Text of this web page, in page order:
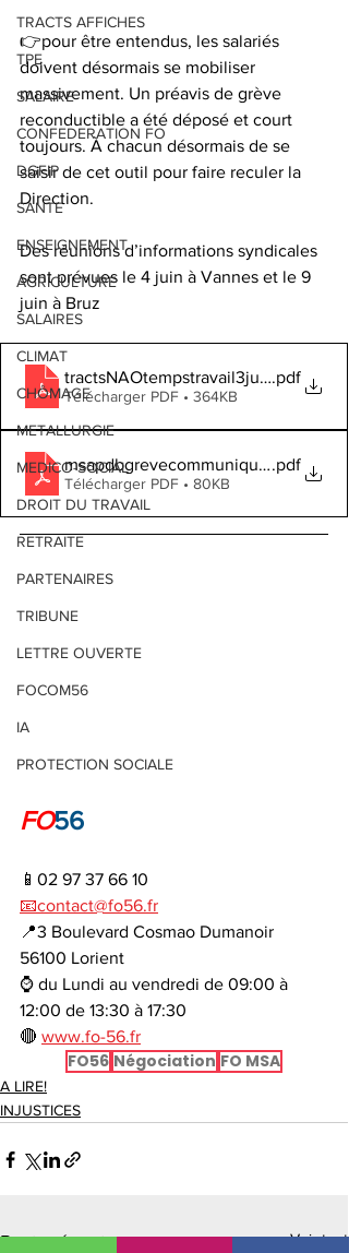
TRACTS AFFICHES
TPE
SALAIRE
CONFEDERATION FO
DGFIP
SANTE
ENSEIGNEMENT
AGRICULTURE
SALAIRES
CLIMAT
CHÔMAGE
METALLURGIE
MEDICO-SOCIAL
DROIT DU TRAVAIL
RETRAITE
PARTENAIRES
TRIBUNE
LETTRE OUVERTE
FOCOM56
IA
PROTECTION SOCIALE
👉pour être entendus, les salariés
doivent désormais se mobiliser
massivement. Un préavis de grève
reconductible a été déposé et court
toujours. À chacun désormais de se
saisir de cet outil pour faire reculer la
Direction.
Des réunions d’informations syndicales
sont prévues le 4 juin à Vannes et le 9
juin à Bruz
tractsNAOtempstravail3juin26a
.pdf
Télécharger PDF • 364KB
.pdf
Télécharger PDF • 80KB
FO56
📱02 97 37 66 10
📧contact@fo56.fr
📍3 Boulevard Cosmao Dumanoir
56100 Lorient
⌚ du Lundi au vendredi de 09:00 à
12:00 de 13:30 à 17:30
🔴 www.fo-56.fr
FO56 Négociation FO MSA
A LIRE!
INJUSTICES
Posts récents Voir tout